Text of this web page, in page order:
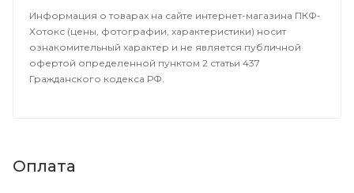
Информация о товарах на сайте интернет-магазина ПКФ-
Хотокс (цены, фотографии, характеристики) носит
ознакомительный характер и не является публичной
офертой определенной пунктом 2 статьи 437
Гражданского кодекса РФ.
Оплата